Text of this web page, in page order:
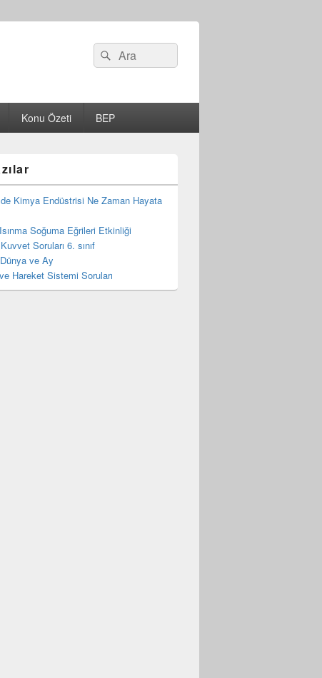
Search
for:
Ara
Konu Özeti BEP
Kimya Endüstrisi Ne Zaman Hayata
Soğuma Eğrileri Etkinliği
Soruları 6. sınıf
ve Ay
Hareket Sistemi Soruları